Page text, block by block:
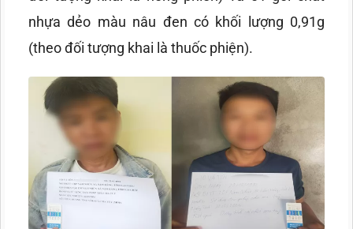
nhựa dẻo màu nâu đen có khối lượng 0,91g
(theo đối tượng khai là thuốc phiện).